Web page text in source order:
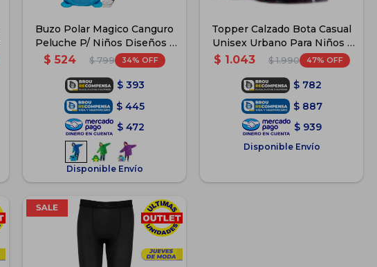
Buzo Polar Magico Canguro
Peluche P/ Niños Diseños -
Azul
$ 524 $ 799 34
$ 393
$ 445
$ 472
Disponible Envío
Topper Calzado Bota Casual
Unisex Urbano Para Niños -
Azul
$ 1.043 $ 1.990 47
$ 782
$ 887
$ 939
Disponible Envío